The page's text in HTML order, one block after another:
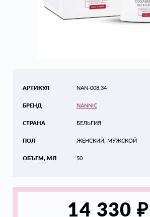
АРТИКУЛ
БРЕНД
СТРАНА
ПОЛ
ОБЪЕМ, МЛ
NAN-008.34
NANNIC
БЕЛЬГИЯ
ЖЕНСКИЙ, МУЖСКОЙ
50
14 330₽